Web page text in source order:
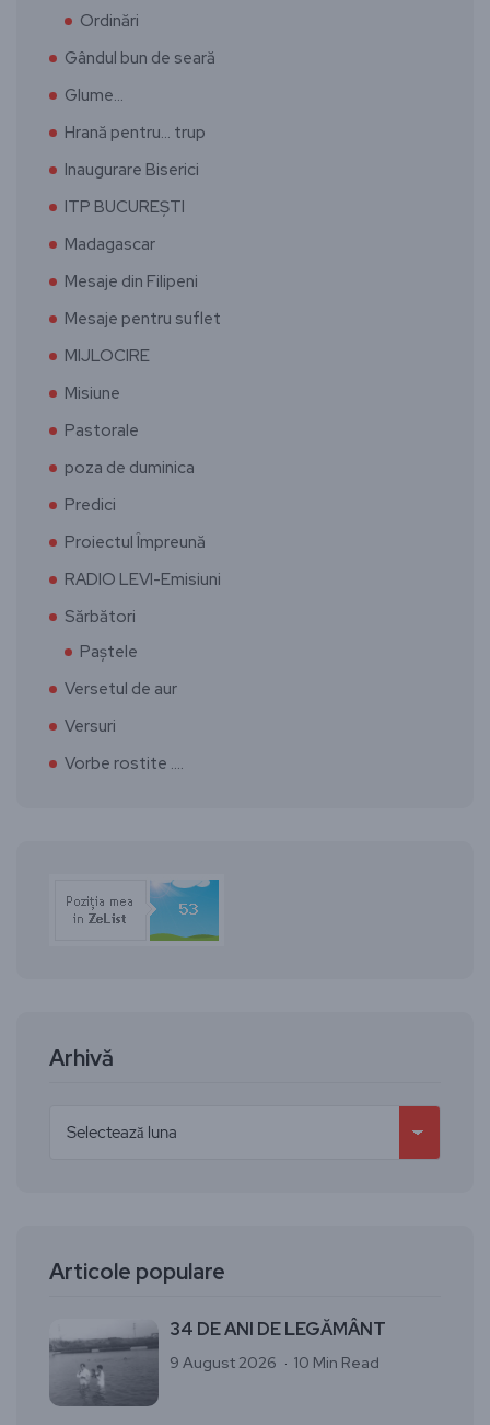
Ordinări
Gândul bun de seară
Glume…
Hrană pentru… trup
Inaugurare Biserici
ITP BUCUREȘTI
Madagascar
Mesaje din Filipeni
Mesaje pentru suflet
MIJLOCIRE
Misiune
Pastorale
poza de duminica
Predici
Proiectul Împreună
RADIO LEVI-Emisiuni
Sărbători
Paștele
Versetul de aur
Versuri
Vorbe rostite ….
Arhivă
Articole populare
34 DE ANI DE LEGĂMÂNT
9 August 2026 10 Min Read